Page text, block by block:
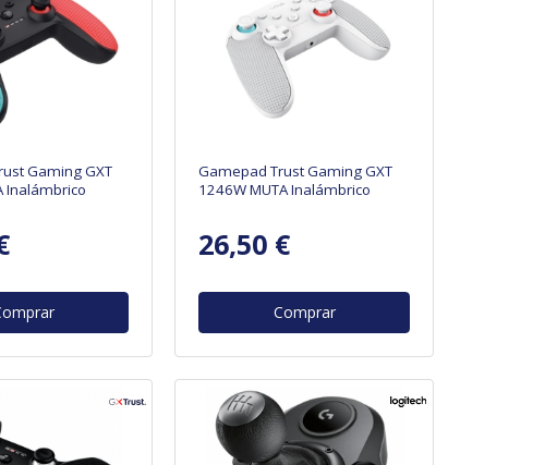
Gaming GXT
Inalámbrico
Gamepad Trust Gaming GXT
1246W MUTA Inalámbrico
26,50 €
Comprar